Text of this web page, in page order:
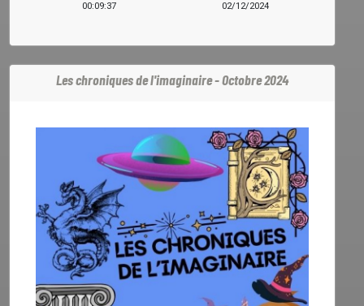
00:09:37
02/12/2024
Les chroniques de l'imaginaire - Octobre 2024